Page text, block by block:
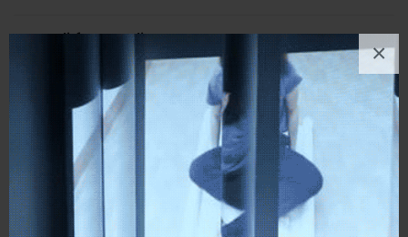
×
Quali forme di pagamento sono
accettate per l'iscrizione al premio?
Come posso inserire i link personali ai
social?
Come posso far partecipare le mie opere
al concorso?